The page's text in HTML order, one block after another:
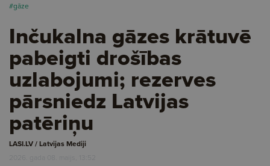
#gāze
Inčukalna gāzes krātuvē
pabeigti drošības
uzlabojumi; rezerves
pārsniedz Latvijas
patēriņu
LASI.LV / Latvijas Mediji
2026. gada 08. maijs, 13:52